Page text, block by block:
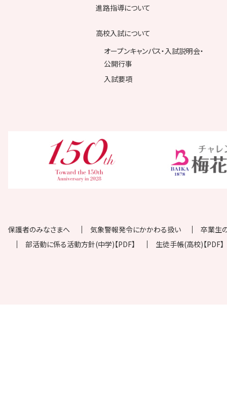
進路指導について
高校入試について
オープンキャンパス・入試説明会・
公開行事
入試要項
保護者のみなさまへ 気象警報発令にかかわる扱い
卒業生
部活動に係る活動方針(中学)【PDF】
生徒手帳(高校)【PDF】